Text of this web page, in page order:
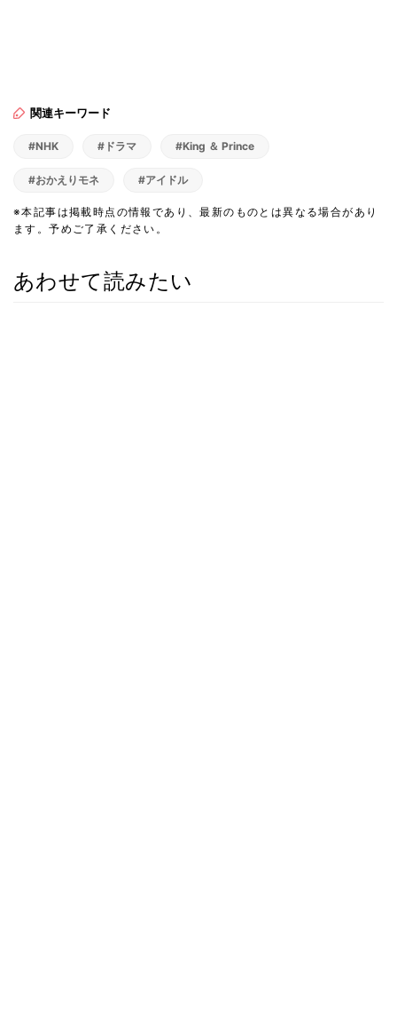
関連キーワード
#NHK #ドラマ #King ＆ Prince
#おかえりモネ #アイドル
※本記事は掲載時点の情報であり、最新のものとは異なる場合があり
ます。予めご了承ください。
あわせて読みたい